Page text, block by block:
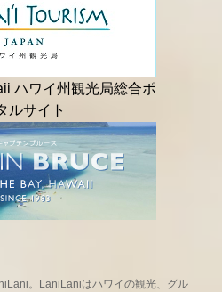
。LaniLaniはハワイの観光、グル